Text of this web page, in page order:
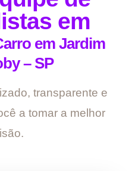
em
em Jardim
– SP
transparente e
a tomar a melhor